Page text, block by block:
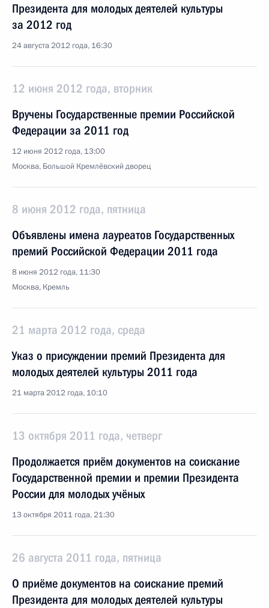
Президента для молодых деятелей культуры
за 2012 год
24 августа 2012 года, 16:30
12 июня 2012 года, вторник
Вручены Государственные премии Российской
Федерации за 2011 год
12 июня 2012 года, 13:00
Москва, Большой Кремлёвский дворец
8 июня 2012 года, пятница
Объявлены имена лауреатов Государственных
премий Российской Федерации 2011 года
8 июня 2012 года, 11:30
Москва, Кремль
21 марта 2012 года, среда
Указ о присуждении премий Президента для
молодых деятелей культуры 2011 года
21 марта 2012 года, 10:10
13 октября 2011 года, четверг
Продолжается приём документов на соискание
Государственной премии и премии Президента
России для молодых учёных
13 октября 2011 года, 21:30
26 августа 2011 года, пятница
О приёме документов на соискание премий
Президента для молодых деятелей культуры